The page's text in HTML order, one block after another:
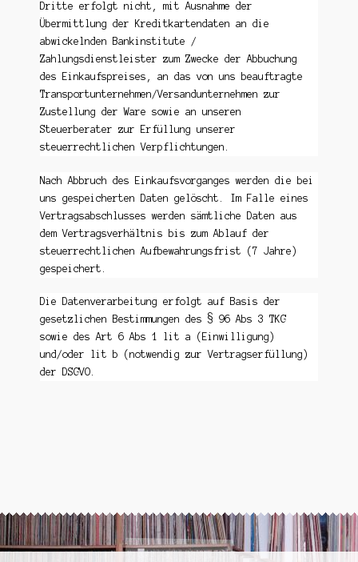
Dritte erfolgt nicht, mit Ausnahme der
Übermittlung der Kreditkartendaten an die
abwickelnden Bankinstitute /
Zahlungsdienstleister zum Zwecke der Abbuchung
des Einkaufspreises, an das von uns beauftragte
Transportunternehmen/Versandunternehmen zur
Zustellung der Ware sowie an unseren
Steuerberater zur Erfüllung unserer
steuerrechtlichen Verpflichtungen.
Nach Abbruch des Einkaufsvorganges werden die bei
uns gespeicherten Daten gelöscht. Im Falle eines
Vertragsabschlusses werden sämtliche Daten aus
dem Vertragsverhältnis bis zum Ablauf der
steuerrechtlichen Aufbewahrungsfrist (7 Jahre)
gespeichert.
Die Datenverarbeitung erfolgt auf Basis der
gesetzlichen Bestimmungen des § 96 Abs 3 TKG
sowie des Art 6 Abs 1 lit a (Einwilligung)
und/oder lit b (notwendig zur Vertragserfüllung)
der DSGVO.